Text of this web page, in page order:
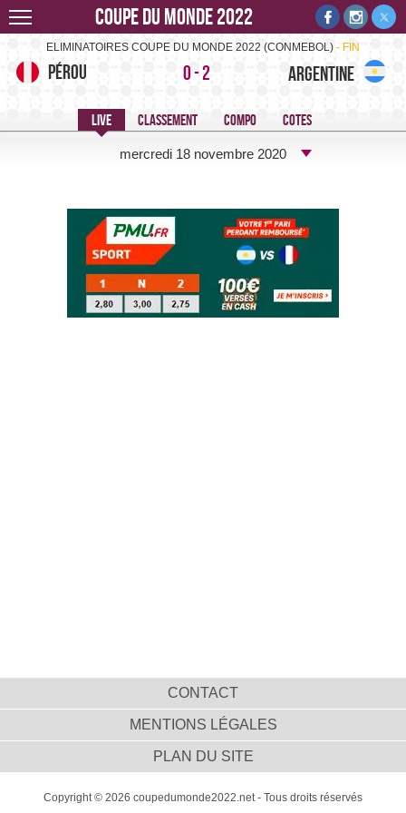
Coupe du monde 2022
Pérou-Argentine -
ELIMINATOIRES COUPE DU MONDE 2022 (CONMEBOL)
FIN
Pérou 0-2 Argentine
mercredi 18 novembre 2020
CONTACT
MENTIONS LÉGALES
PLAN DU SITE
Copyright © 2026 coupedumonde2022.net - Tous droits réservés